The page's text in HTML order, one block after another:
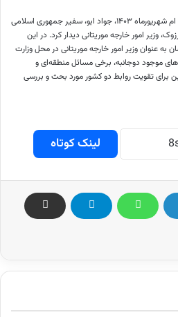
امشهریورماه ۱۴۰۳، جواد ابو، سفیر جمهوری اسلامی
، وزیر امور خارجه موریتانی دیدار کرد. در این
به عنوان وزیر امور خارجه موریتانی در محل وزارت
موجود دوجانبه، برخی مسائل منطقه‌ای و
برای تقویت روابط دو کشور مورد بحث و بررسی
لینک کوتاه